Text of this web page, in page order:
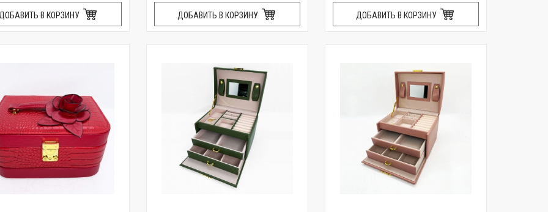
В КОРЗИНУ ДОБАВИТЬ В КОРЗИНУ ДОБАВИТЬ В КОРЗИНУ